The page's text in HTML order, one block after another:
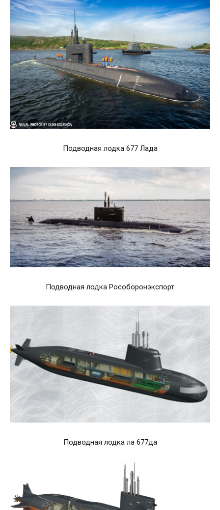
Подводная лодка 677 Лада
Подводная лодка Рособоронэкспорт
Подводная лодка ла 677да